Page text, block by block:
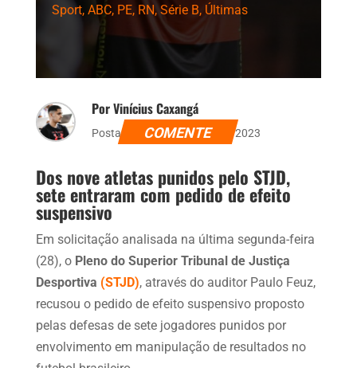
Sport, ABC, PE, RN,Série B, Últimas
Por Vinícius Caxangá
Postado dia 29 de agosto de 2023
COMENTE
Dos nove atletas punidos pelo STJD,
sete entraram com pedido de efeito
suspensivo
Em solicitação analisada na última segunda-feira
(28), o Pleno do Superior Tribunal de Justiça
Desportiva (STJD), através do auditor Paulo Feuz,
recusou o pedido de efeito suspensivo proposto
pelas defesas de sete jogadores punidos por
envolvimento em manipulação de resultados no